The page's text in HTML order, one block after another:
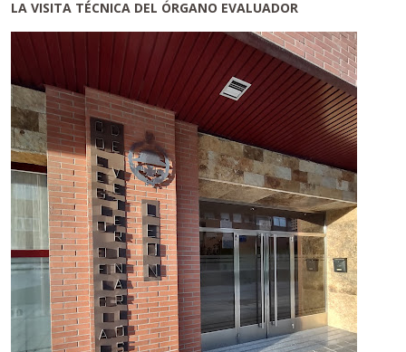
LA VISITA TÉCNICA DEL ÓRGANO EVALUADOR